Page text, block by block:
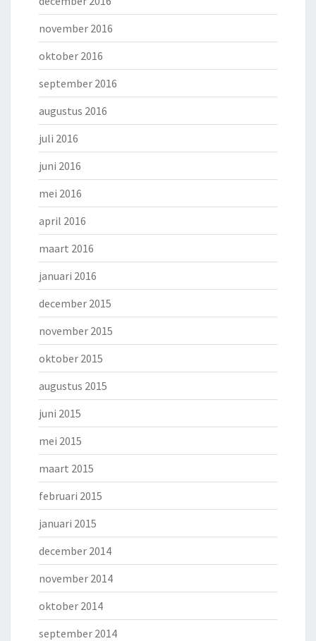
november 2016
oktober 2016
september 2016
augustus 2016
juli 2016
juni 2016
mei 2016
april 2016
maart 2016
januari 2016
december 2015
november 2015
oktober 2015
augustus 2015
juni 2015
mei 2015
maart 2015
februari 2015
januari 2015
december 2014
november 2014
oktober 2014
september 2014